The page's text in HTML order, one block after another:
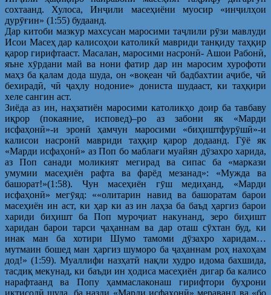
сохтаанд. Хулоса, Инҷили масеҳиёни муосир «инҷилҳои
дурӯғин» (1:55) будаанд.
Дар китоби мазкур махсусан маросими таҷлили рӯзи мавлуди
Исои Масеҳ дар калисоҳои католикӣ мавриди танқиду таҳқир
қарор гирифтааст. Масалан, маросими насронӣ- Ашои Рабонӣ,
яъне хӯрдани май ва нони фатир дар ин маросим хурофоти
маҳз ба қалам дода шуда, он «воқеан чӣ бадбахтии аҷибе, чӣ
бехирадӣ, чӣ ҷаҳлу нодоние» дониста шудааст, ки таҳқири
хеле сангин аст.
Зиёда аз ин, наҳзатиён маросими католикҳо доир ба тавбаву
иқрор (покаяние, исповед)–ро аз забони як «Марди
исфаҳонӣ»-и эронӣ ҳамчун маросими «биҳиштфурӯшӣ»-и
калисои насронӣ мавриди таҳқир қарор додаанд. Гӯё як
«Марди исфаҳонӣ» аз Поп бо маблағи муайян дӯзахро харида,
аз Поп санади моликият мегирад ва сипас ба «маркази
умумии масеҳиён рафта ва фарёд мезанад»: «Мужда ва
башорат!»(1:58). Чун масеҳиён гӯш медиҳанд, «Марди
исфаҳонӣ» мегӯяд: ««олитарин навид ва башоратам барои
масеҳиён ин аст, ки ҳар ки аз ин лаҳза ба баъд ҳаргиз барои
хариди биҳишт ба Поп муроҷиат накунанд, зеро биҳишт
харидан барои тарси ҷаҳаннам ва дар оташ сӯхтан буд, ки
инак ман ба хотири Шумо тамоми дӯзахро харидам…
мутмаин бошед ман ҳаргиз шуморо ба ҷаҳаннам роҳ нахоҳам
дод!» (1:59). Муаллифи назҳатӣ нақли худро идома бахшида,
тасдиқ мекунад, ки баъди ин ҳодиса масеҳиён дигар ба калисо
нарафтаанд ва Попу ҳаммаслаконаш гирифтори буҳрони
иқтисодӣ шуда, ба назди «Марди исфаҳонӣ» мераванд ва «бо